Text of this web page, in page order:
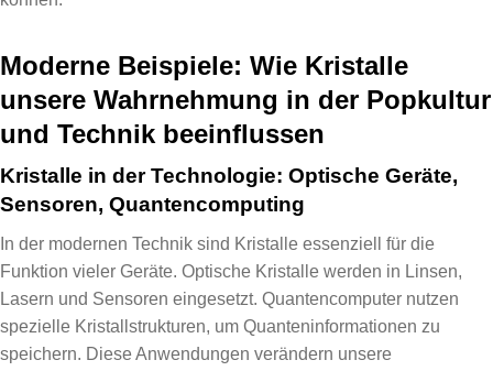
Moderne Beispiele: Wie Kristalle
unsere Wahrnehmung in der Popkultur
und Technik beeinflussen
Kristalle in der Technologie: Optische Geräte,
Sensoren, Quantencomputing
In der modernen Technik sind Kristalle essenziell für die
Funktion vieler Geräte. Optische Kristalle werden in Linsen,
Lasern und Sensoren eingesetzt. Quantencomputer nutzen
spezielle Kristallstrukturen, um Quanteninformationen zu
speichern. Diese Anwendungen verändern unsere